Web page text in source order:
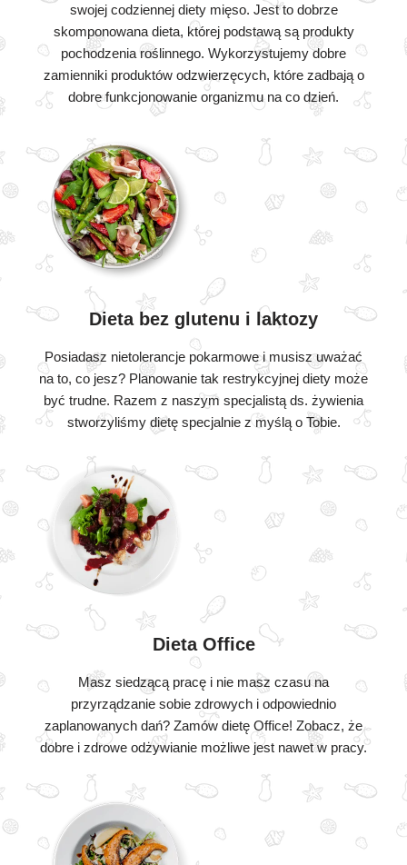
swojej codziennej diety mięso. Jest to dobrze
skomponowana dieta, której podstawą są produkty
pochodzenia roślinnego. Wykorzystujemy dobre
zamienniki produktów odzwierzęcych, które zadbają o
dobre funkcjonowanie organizmu na co dzień.
Dieta bez glutenu i laktozy
Posiadasz nietolerancje pokarmowe i musisz uważać
na to, co jesz? Planowanie tak restrykcyjnej diety może
być trudne. Razem z naszym specjalistą ds. żywienia
stworzyliśmy dietę specjalnie z myślą o Tobie.
Dieta Office
Masz siedzącą pracę i nie masz czasu na
przyrządzanie sobie zdrowych i odpowiednio
zaplanowanych dań? Zamów dietę Office! Zobacz, że
dobre i zdrowe odżywianie możliwe jest nawet w pracy.